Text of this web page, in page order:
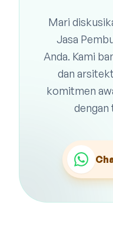
Mari
Jasa
Anda. Kami
dan
komitmen
dengan